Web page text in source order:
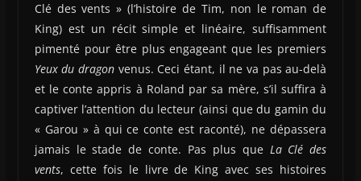
Clé des vents » (l’histoire de Tim, non le roman de
King) est un récit simple et linéaire, suffisamment
pimenté pour être plus engageant que les premiers
Yeux du dragon venus. Ceci étant, il ne va pas au-delà
et le conte appris à Roland par sa mère, s’il suffira à
captiver l’attention du lecteur (ainsi que du gamin du
« Garou » à qui ce conte est raconté), ne dépassera
jamais le stade de conte. Pas plus que La Clé des
vents, cette fois le livre de King avec ses histoires